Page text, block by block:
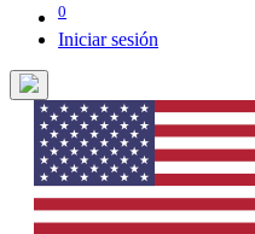
0
Iniciar sesión